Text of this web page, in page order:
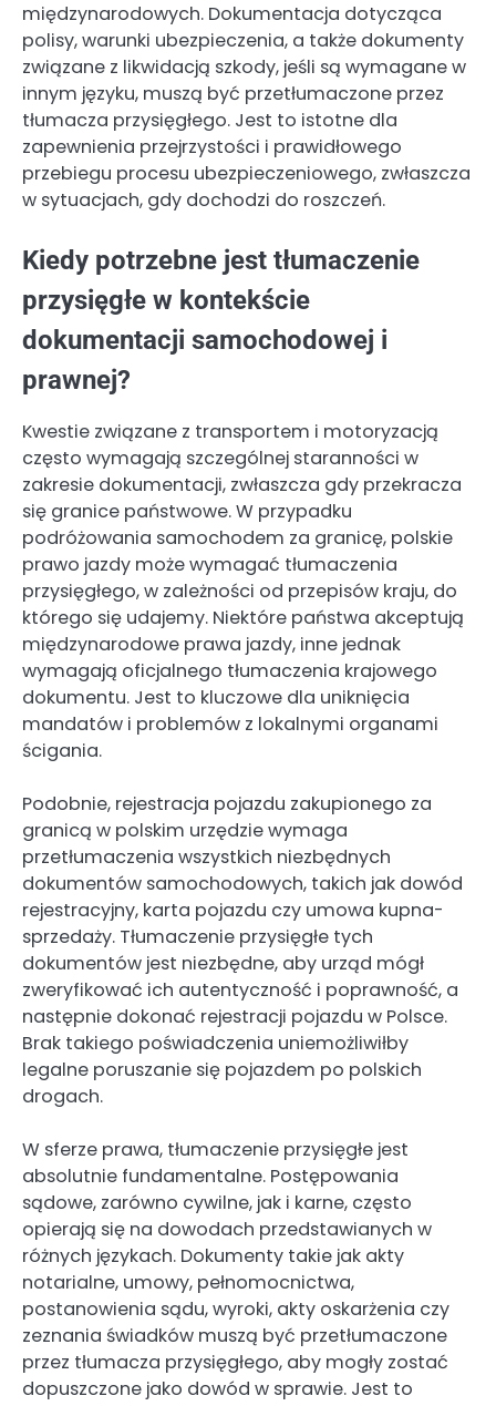
międzynarodowych. Dokumentacja dotycząca
polisy, warunki ubezpieczenia, a także dokumenty
związane z likwidacją szkody, jeśli są wymagane w
innym języku, muszą być przetłumaczone przez
tłumacza przysięgłego. Jest to istotne dla
zapewnienia przejrzystości i prawidłowego
przebiegu procesu ubezpieczeniowego, zwłaszcza
w sytuacjach, gdy dochodzi do roszczeń.
Kiedy potrzebne jest tłumaczenie
przysięgłe w kontekście
dokumentacji samochodowej i
prawnej?
Kwestie związane z transportem i motoryzacją
często wymagają szczególnej staranności w
zakresie dokumentacji, zwłaszcza gdy przekracza
się granice państwowe. W przypadku
podróżowania samochodem za granicę, polskie
prawo jazdy może wymagać tłumaczenia
przysięgłego, w zależności od przepisów kraju, do
którego się udajemy. Niektóre państwa akceptują
międzynarodowe prawa jazdy, inne jednak
wymagają oficjalnego tłumaczenia krajowego
dokumentu. Jest to kluczowe dla uniknięcia
mandatów i problemów z lokalnymi organami
ścigania.
Podobnie, rejestracja pojazdu zakupionego za
granicą w polskim urzędzie wymaga
przetłumaczenia wszystkich niezbędnych
dokumentów samochodowych, takich jak dowód
rejestracyjny, karta pojazdu czy umowa kupna-
sprzedaży. Tłumaczenie przysięgłe tych
dokumentów jest niezbędne, aby urząd mógł
zweryfikować ich autentyczność i poprawność, a
następnie dokonać rejestracji pojazdu w Polsce.
Brak takiego poświadczenia uniemożliwiłby
legalne poruszanie się pojazdem po polskich
drogach.
W sferze prawa, tłumaczenie przysięgłe jest
absolutnie fundamentalne. Postępowania
sądowe, zarówno cywilne, jak i karne, często
opierają się na dowodach przedstawianych w
różnych językach. Dokumenty takie jak akty
notarialne, umowy, pełnomocnictwa,
postanowienia sądu, wyroki, akty oskarżenia czy
zeznania świadków muszą być przetłumaczone
przez tłumacza przysięgłego, aby mogły zostać
dopuszczone jako dowód w sprawie. Jest to